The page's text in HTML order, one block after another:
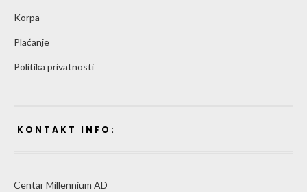
Korpa
Plaćanje
Politika privatnosti
KONTAKT INFO:
Centar Millennium AD